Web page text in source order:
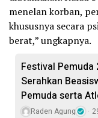
menelan korban,
khususnya secara
berat,” ungkapnya.
Festival Pemuda
Serahkan
Pemuda serta
Raden Agung